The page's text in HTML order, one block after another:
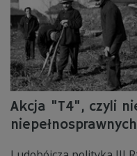
Akcja "T4", czyli
niepełnosprawnych